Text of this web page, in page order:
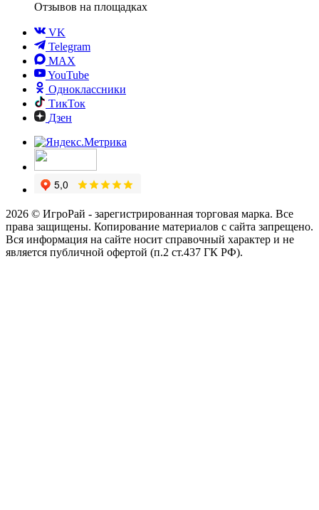
Отзывов на площадках
VK
Telegram
MAX
YouTube
Одноклассники
ТикТок
Дзен
2026 © ИгроРай - зарегистрированная торговая марка. Все
права защищены. Копирование материалов с сайта запрещено.
Вся информация на сайте носит справочный характер и не
является публичной офертой (п.2 ст.437 ГК РФ).